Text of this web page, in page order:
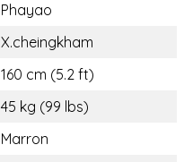
Phayao
X.cheingkham
160 cm (5.2 ft)
45 kg (99 lbs)
Marron